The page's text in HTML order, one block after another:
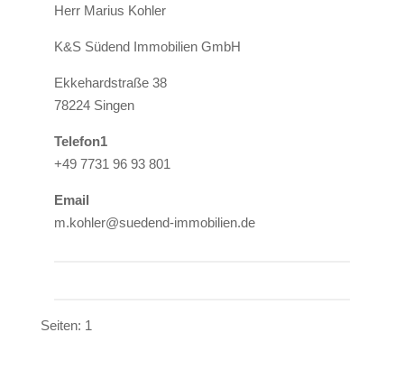
Herr Marius Kohler
K&S Südend Immobilien GmbH
Ekkehardstraße 38
78224 Singen
Telefon1
+49 7731 96 93 801
Email
m.kohler@suedend-immobilien.de
Seiten: 1